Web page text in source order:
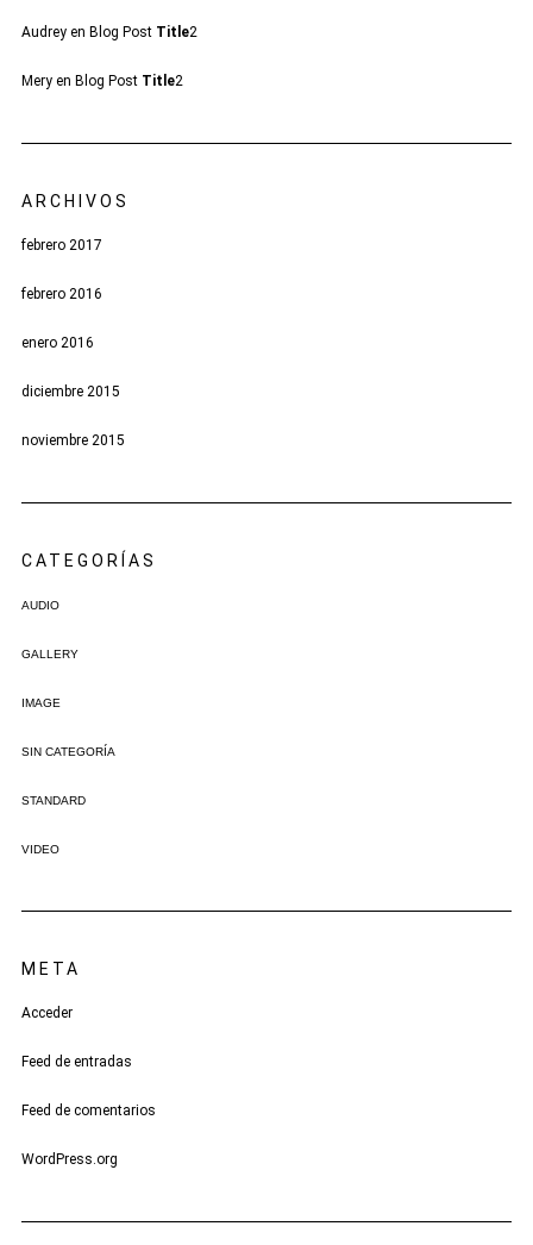
Audreyen Blog Post Title2
Meryen Blog Post Title2
ARCHIVOS
febrero 2017
febrero 2016
enero 2016
diciembre 2015
noviembre 2015
CATEGORÍAS
AUDIO
GALLERY
IMAGE
SIN CATEGORÍA
STANDARD
VIDEO
META
Acceder
Feed de entradas
Feed de comentarios
WordPress.org